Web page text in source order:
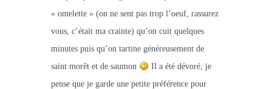
« omelette » (on ne sent pas trop l’oeuf, rassurez
vous, c’était ma crainte) qu’on cuit quelques
minutes puis qu’on tartine généreusement de
saint morêt et de saumon
Il a été dévoré, je
pense que je garde une petite préférence pour